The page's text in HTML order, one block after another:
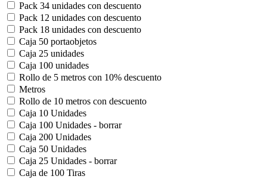
Pack 34 unidades con descuento
Pack 12 unidades con descuento
Pack 18 unidades con descuento
Caja 50 portaobjetos
Caja 25 unidades
Caja 100 unidades
Rollo de 5 metros con 10% descuento
Metros
Rollo de 10 metros con descuento
Caja 10 Unidades
Caja 100 Unidades - borrar
Caja 200 Unidades
Caja 50 Unidades
Caja 25 Unidades - borrar
Caja de 100 Tiras